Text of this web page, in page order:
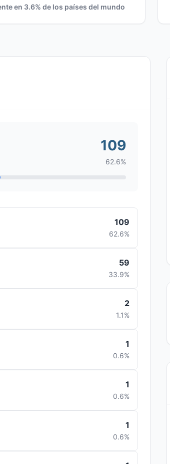
en 3.6% de los países del mundo
109
62.6%
109
62.6%
59
33.9%
2
1.1%
1
0.6%
1
0.6%
1
0.6%